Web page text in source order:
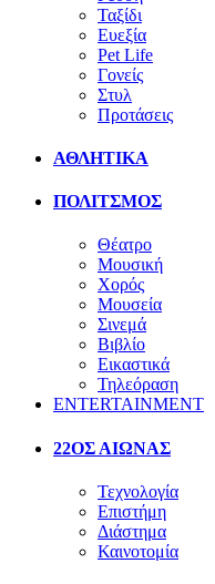
Ταξίδι
Ευεξία
Pet Life
Γονείς
Στυλ
Προτάσεις
ΑΘΛΗΤΙΚΑ
ΠΟΛΙΤΣΜΟΣ
Θέατρο
Μουσική
Χορός
Μουσεία
Σινεμά
Βιβλίο
Εικαστικά
Τηλεόραση
ENTERTAINMENT
22ΟΣ ΑΙΩΝΑΣ
Τεχνολογία
Επιστήμη
Διάστημα
Καινοτομία